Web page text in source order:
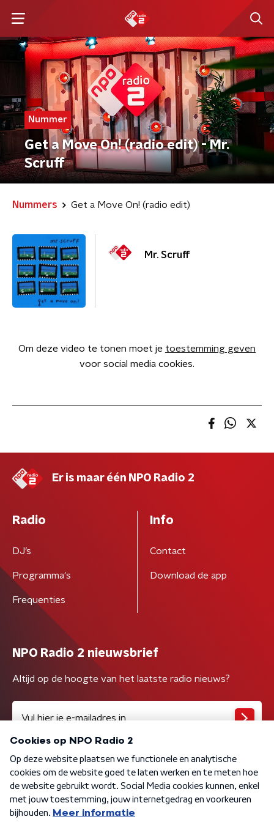
Nummer
Get a Move On! (radio edit) - Mr.
Scruff
Nummers Get a Move On! (radio edit)
Mr. Scruff
Om deze video te tonen moet je toestemming geven
voor social media cookies.
Er is maar één NPO Radio 2
Radio
DJ’s
Programma's
Frequenties
Info
Contact
Download de app
NPO Radio 2 nieuwsbrief
Altijd op de hoogte van het laatste radio nieuws?
Algemene voorwaarden